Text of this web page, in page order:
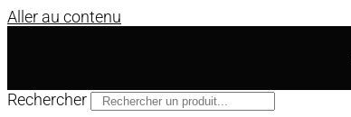
Aller au contenu
Rechercher